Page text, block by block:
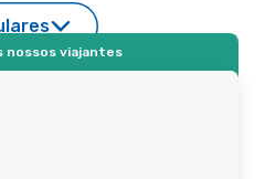
nossos viajantes